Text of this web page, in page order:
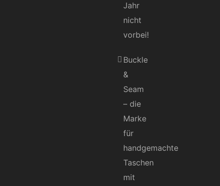
Jahr
nicht
vorbei!
Buckle
&
Seam
– die
Marke
für
handgemachte
Taschen
mit